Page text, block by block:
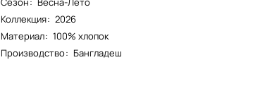
Коллекция: 2026
Материал: 100% хлопок
Производство: Бангладеш